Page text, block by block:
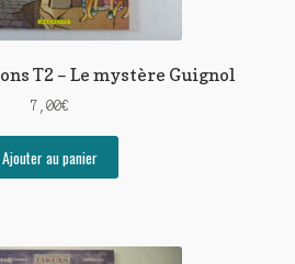
T2 – Le mystère Guignol
7,00€
Ajouter au panier